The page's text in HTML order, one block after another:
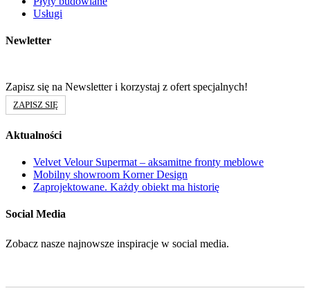
Usługi
Newletter
Zapisz się na Newsletter i korzystaj z ofert specjalnych!
ZAPISZ SIĘ
Aktualności
Velvet Velour Supermat – aksamitne fronty meblowe
Mobilny showroom Korner Design
Zaprojektowane. Każdy obiekt ma historię
Social Media
Zobacz nasze najnowsze inspiracje w social media.